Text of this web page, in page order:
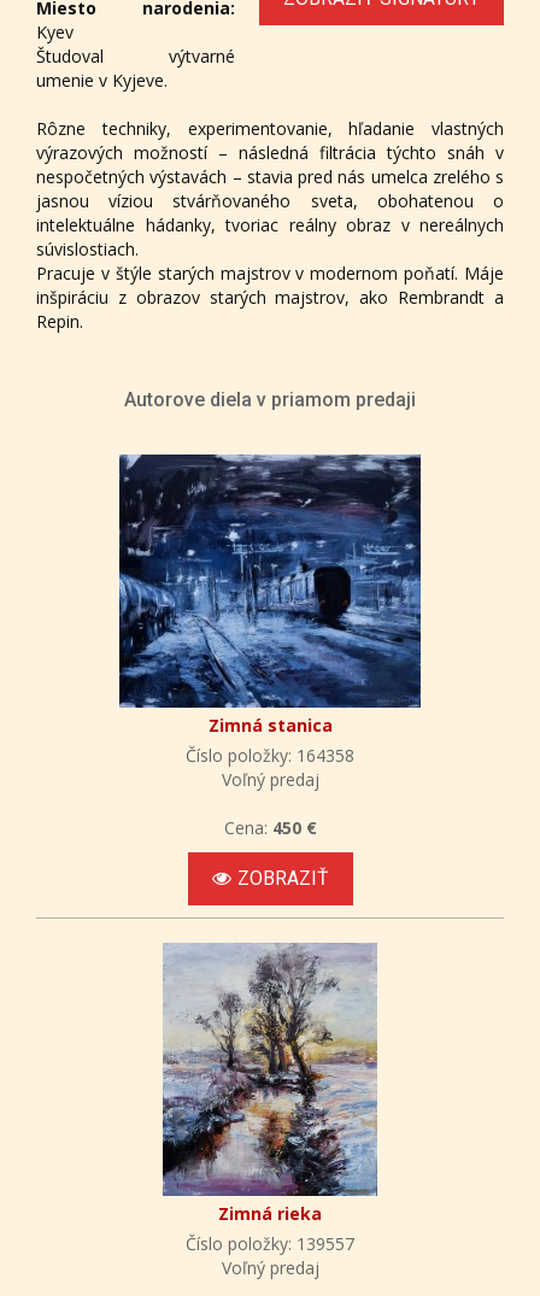
Miesto narodenia:
Kyev
Študoval výtvarné
umenie v Kyjeve.
Rôzne techniky, experimentovanie, hľadanie vlastných
výrazových možností – následná filtrácia týchto snáh v
nespočetných výstavách – stavia pred nás umelca zrelého s
jasnou víziou stvárňovaného sveta, obohatenou o
intelektuálne hádanky, tvoriac reálny obraz v nereálnych
súvislostiach.
Pracuje v štýle starých majstrov v modernom poňatí. Máje
inšpiráciu z obrazov starých majstrov, ako Rembrandt a
Repin.
Autorove diela v priamom predaji
Zimná stanica
Číslo položky: 164358
Voľný predaj
Cena: 450 €
ZOBRAZIŤ
Zimná rieka
Číslo položky: 139557
Voľný predaj